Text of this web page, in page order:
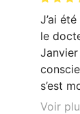
J’ai
le
s’est
Voir